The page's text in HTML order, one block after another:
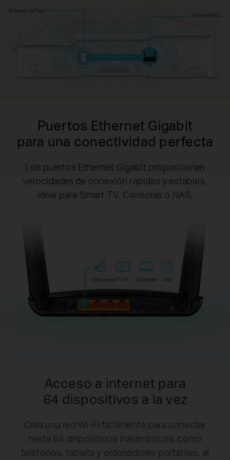
Extensor de Red
Archer MR600
Puertos Ethernet Gigabit
para una conectividad perfecta
Los puertos Ethernet Gigabit proporcionan
velocidades de conexión rápidas y estables,
ideal para Smart TV, Consolas o NAS.
Ordenador
Videojuegos TV 4K NAS
Acceso a internet para
64 dispositivos a la vez
Crea una red Wi-Fi fácilmente para conectar
hasta 64 dispositivos inalámbricos, como
teléfonos, tablets y ordenadores portátiles, al